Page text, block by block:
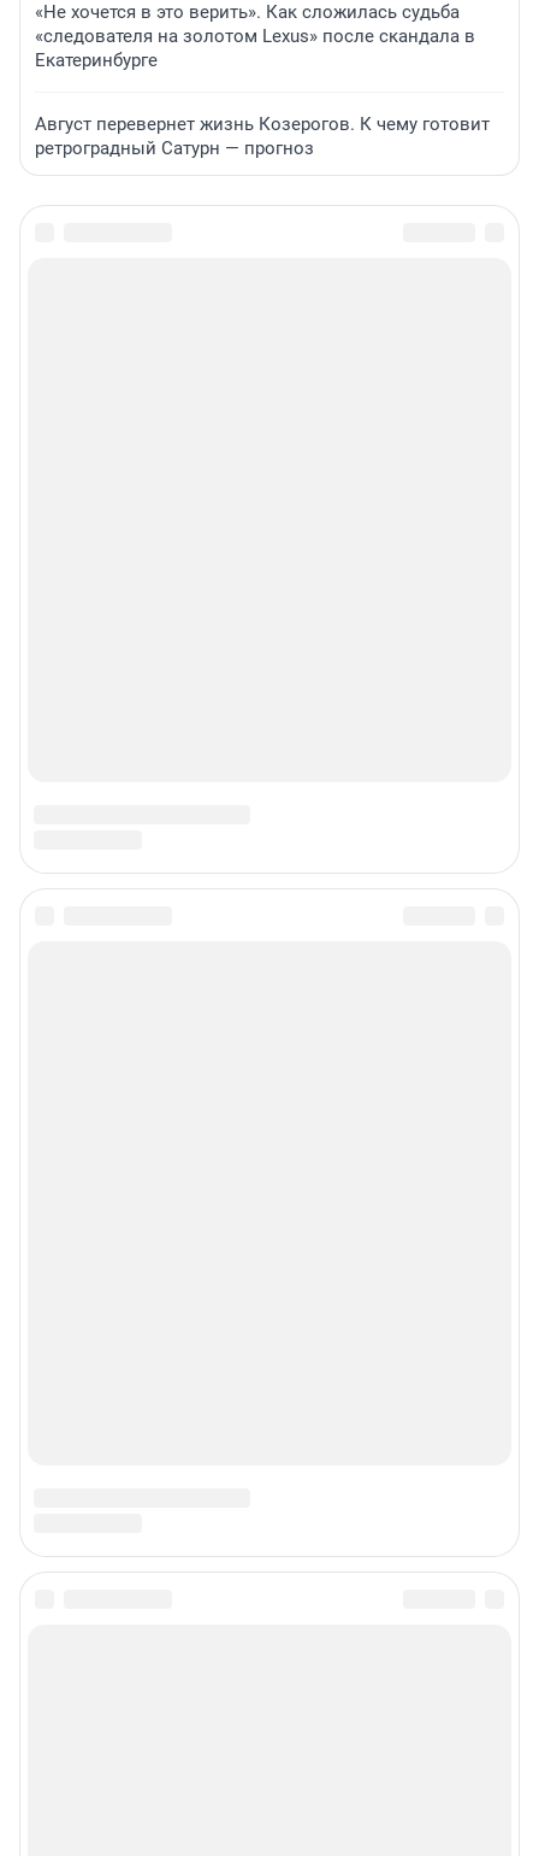
«Не хочется в это верить». Как сложилась судьба
«следователя на золотом Lexus» после скандала в
Екатеринбурге
Август перевернет жизнь Козерогов. К чему готовит
ретроградный Сатурн — прогноз